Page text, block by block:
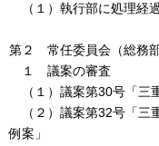
（１）執行部に処理
第２ 常任委員会（総務部
１ 議案の審査
（１）議案第30号「三
（２）議案第32号「三
例案」